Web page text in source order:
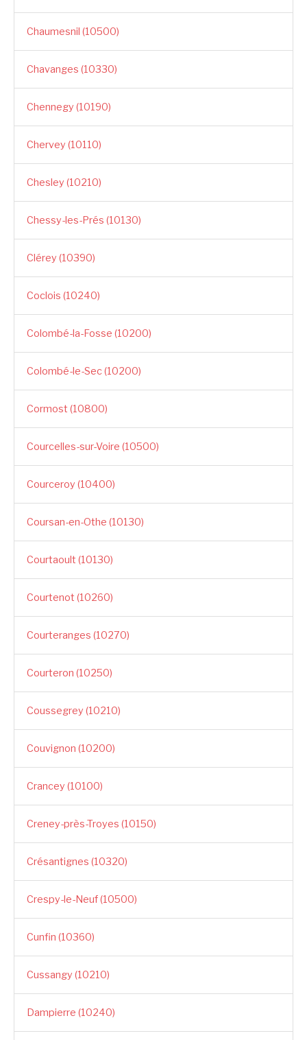
Chaumesnil (10500)
Chavanges (10330)
Chennegy (10190)
Chervey (10110)
Chesley (10210)
Chessy-les-Prés (10130)
Clérey (10390)
Coclois (10240)
Colombé-la-Fosse (10200)
Colombé-le-Sec (10200)
Cormost (10800)
Courcelles-sur-Voire (10500)
Courceroy (10400)
Coursan-en-Othe (10130)
Courtaoult (10130)
Courtenot (10260)
Courteranges (10270)
Courteron (10250)
Coussegrey (10210)
Couvignon (10200)
Crancey (10100)
Creney-près-Troyes (10150)
Crésantignes (10320)
Crespy-le-Neuf (10500)
Cunfin (10360)
Cussangy (10210)
Dampierre (10240)